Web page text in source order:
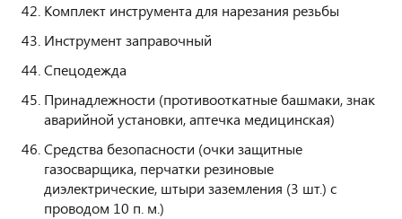
Комплект инструмента для нарезания резьбы
Инструмент заправочный
Спецодежда
Принадлежности (противооткатные башмаки, знак
аварийной установки, аптечка медицинская)
Средства безопасности (очки защитные
газосварщика, перчатки резиновые
диэлектрические, штыри заземления (3 шт.) с
проводом 10 п. м.)